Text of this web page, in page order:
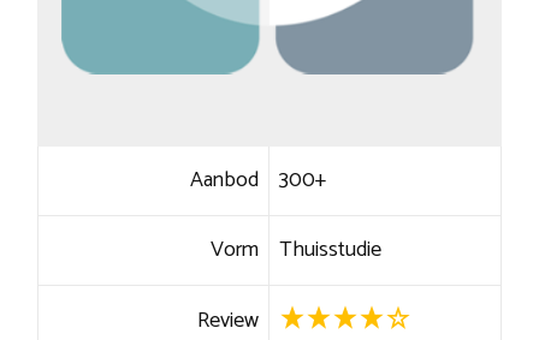
Aanbod 300+
Vorm Thuisstudie
Review